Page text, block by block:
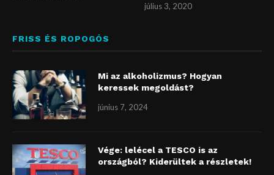
július 3, 2020
FRISS ÉS ROPOGÓS
Mi az alkoholizmus? Hogyan
keressek megoldást?
június 7, 2024
Vége: lelécel a TESCO is az
országból? Kiderültek a részletek!